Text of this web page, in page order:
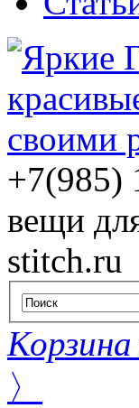
+7(985)
вещи
stitch.ru
〉